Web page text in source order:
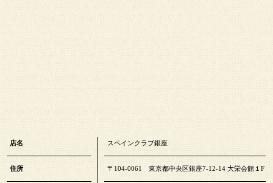
店名 スペインクラブ銀座
住所 〒104-0061 東京都中央区銀座7-12-14 大栄会館１F